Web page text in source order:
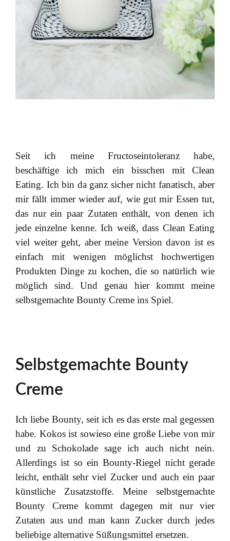
Seit ich meine Fructoseintoleranz habe,
beschäftige ich mich ein bisschen mit Clean
Eating. Ich bin da ganz sicher nicht fanatisch, aber
mir fällt immer wieder auf, wie gut mir Essen tut,
das nur ein paar Zutaten enthält, von denen ich
jede einzelne kenne. Ich weiß, dass Clean Eating
viel weiter geht, aber meine Version davon ist es
einfach mit wenigen möglichst hochwertigen
Produkten Dinge zu kochen, die so natürlich wie
möglich sind. Und genau hier kommt meine
selbstgemachte Bounty Creme ins Spiel.
Selbstgemachte Bounty
Creme
Ich liebe Bounty, seit ich es das erste mal gegessen
habe. Kokos ist sowieso eine große Liebe von mir
und zu Schokolade sage ich auch nicht nein.
Allerdings ist so ein Bounty-Riegel nicht gerade
leicht, enthält sehr viel Zucker und auch ein paar
künstliche Zusatzstoffe. Meine selbstgemachte
Bounty Creme kommt dagegen mit nur vier
Zutaten aus und man kann Zucker durch jedes
beliebige alternative Süßungsmittel ersetzen.